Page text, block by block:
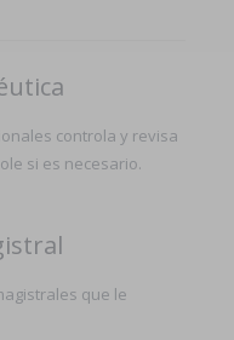
controla y revisa
si es necesario.
que le